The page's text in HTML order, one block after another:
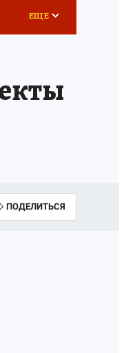
ЕЩЕ
ПОДЕЛИТЬСЯ